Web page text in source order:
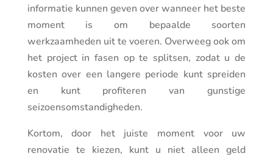
informatie kunnen geven over wanneer het beste
moment is om bepaalde soorten
werkzaamheden uit te voeren. Overweeg ook om
het project in fasen op te splitsen, zodat u de
kosten over een langere periode kunt spreiden
en kunt profiteren van gunstige
seizoensomstandigheden.
Kortom, door het juiste moment voor uw
renovatie te kiezen, kunt u niet alleen geld